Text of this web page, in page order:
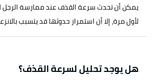
يمكن أن تحدث سرعة القذف عند ممارسة الرجل
لأول مرة، إلا أن استمرار حدوثها قد يتسبب
هل يوجد تحليل لسرعة القذف؟